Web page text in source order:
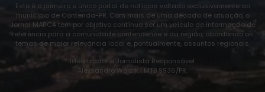
Este é o primeiro e único portal de notícias voltado exclusivamente ao
município de Contenda-PR. Com mais de uma década de atuação, o
Jornal MARCA tem por objetivo contínuo ser um veículo de informação de
referência para a comunidade contendense e da região, abordando os
temas de maior relevância local e, pontualmente, assuntos regionais.
Idealizador e Jornalista Responsável:
Alexsandro Wojcik | MTB 9936/PR.